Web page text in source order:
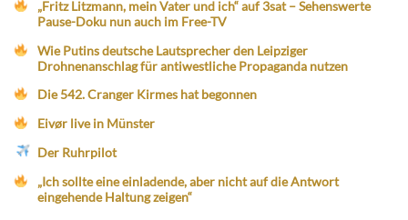
„Fritz Litzmann, mein Vater und ich“ auf 3sat – Sehenswerte
Pause-Doku nun auch im Free-TV
Wie Putins deutsche Lautsprecher den Leipziger
Drohnenanschlag für antiwestliche Propaganda nutzen
Die 542. Cranger Kirmes hat begonnen
Eivør live in Münster
Der Ruhrpilot
„Ich sollte eine einladende, aber nicht auf die Antwort
eingehende Haltung zeigen“